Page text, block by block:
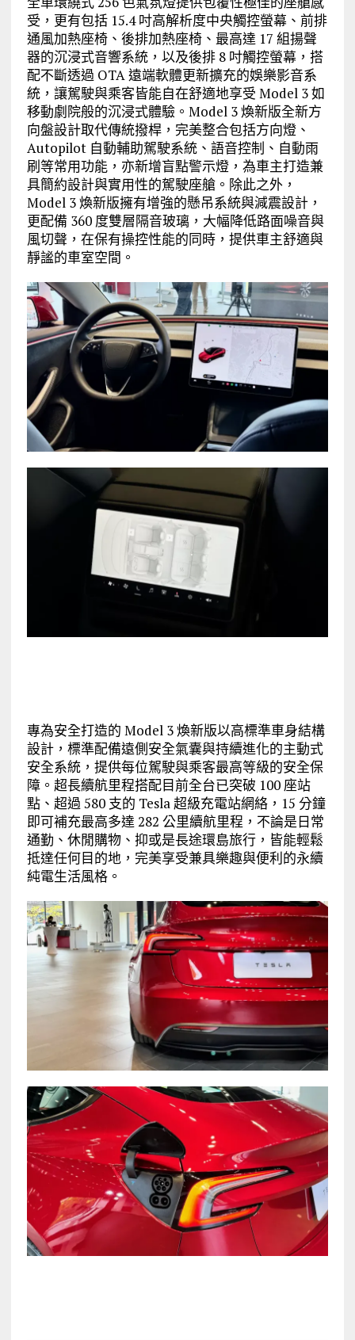
受，更有包括 15.4 吋高解析度中央觸控螢幕、前排
通風加熱座椅、後排加熱座椅、最高達 17 組揚聲
器的沉浸式音響系統，以及後排 8 吋觸控螢幕，搭
配不斷透過 OTA 遠端軟體更新擴充的娛樂影音系
統，讓駕駛與乘客皆能自在舒適地享受 Model 3 如
移動劇院般的沉浸式體驗。Model 3 煥新版全新方
向盤設計取代傳統撥桿，完美整合包括方向燈、
Autopilot 自動輔助駕駛系統、語音控制、自動雨
刷等常用功能，亦新增盲點警示燈，為車主打造兼
具簡約設計與實用性的駕駛座艙。除此之外，
Model 3 煥新版擁有增強的懸吊系統與減震設計，
更配備 360 度雙層隔音玻璃，大幅降低路面噪音與
風切聲，在保有操控性能的同時，提供車主舒適與
靜謐的車室空間。
專為安全打造的 Model 3 煥新版以高標準車身結構
設計，標準配備遠側安全氣囊與持續進化的主動式
安全系統，提供每位駕駛與乘客最高等級的安全保
障。超長續航里程搭配目前全台已突破 100 座站
點、超過 580 支的 Tesla 超級充電站網絡，15 分鐘
即可補充最高多達 282 公里續航里程，不論是日常
通勤、休閒購物、抑或是長途環島旅行，皆能輕鬆
抵達任何目的地，完美享受兼具樂趣與便利的永續
純電生活風格。